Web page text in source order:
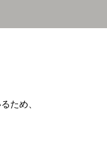
ため、